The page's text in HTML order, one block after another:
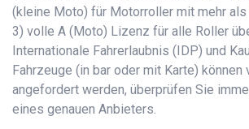
(kleine Moto) für Motorroller mit mehr als
3) volle A (Moto) Lizenz für alle Roller
Internationale Fahrerlaubnis (IDP) und
Fahrzeuge (in bar oder mit Karte) können
angefordert werden, überprüfen Sie
eines genauen Anbieters.